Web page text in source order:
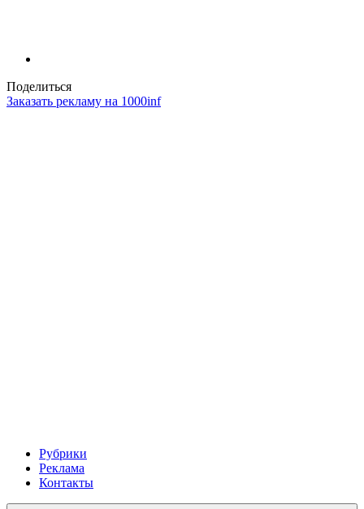
Поделиться
Заказать рекламу на 1000inf
Рубрики
Реклама
Контакты